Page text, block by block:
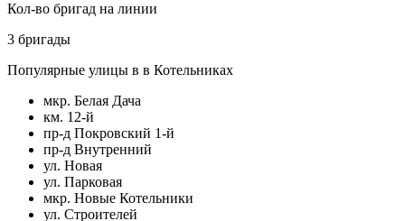
Кол-во бригад на линии
3 бригады
Популярные улицы в в Котельниках
мкр. Белая Дача
км. 12-й
пр-д Покровский 1-й
пр-д Внутренний
ул. Новая
ул. Парковая
мкр. Новые Котельники
ул. Строителей